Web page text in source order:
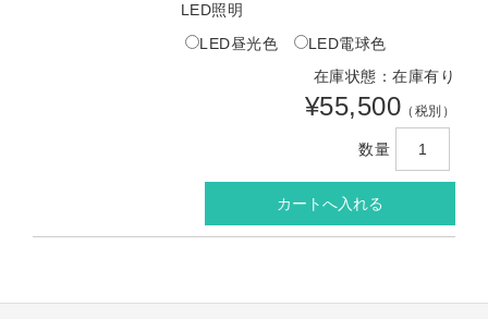
LED照明
LED昼光色
LED電球色
在庫状態：在庫有り
¥55,500 （税別）
数量